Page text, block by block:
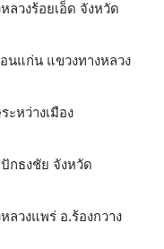
ลวงร้อยเอ็ด จังหวัด
นแก่น แขวงทางหลวง
ะหว่างเมือง
กธงชัย จังหวัด
ลวงแพร่ อ.ร้องกวาง